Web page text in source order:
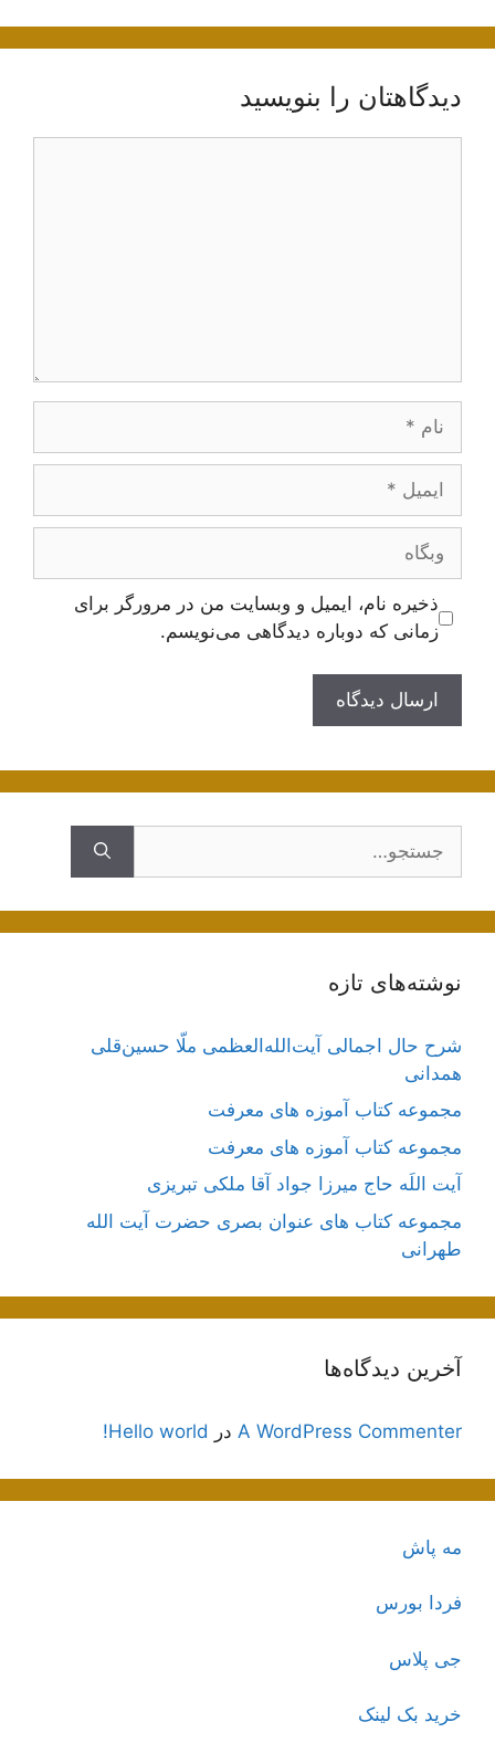
دیدگاهتان را بنویسید
ایمیل
وبگاه
ذخیره نام، ایمیل و وبسایت من در مرورگر برای
زمانی که دوباره دیدگاهی می‌نویسم.
نوشته‌های تازه
شرح حال اجمالی آیت‌الله‌العظمی ملّا حسین‌قلی
همدانی
مجموعه کتاب آموزه های معرفت
مجموعه کتاب آموزه های معرفت
آیت اللَه حاج میرزا جواد آقا ملکی تبریزی
مجموعه کتاب های عنوان بصری حضرت آیت الله
طهرانی
آخرین دیدگاه‌ها
A WordPress Commenter در Hello world!
مه پاش
فردا بورس
جی پلاس
خرید بک لینک